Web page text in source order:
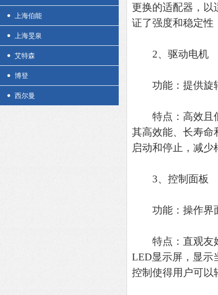
上海伯能
上海旻泉
艾特森
博登
西尔曼
更换的适配器，以
证了强度和稳定性
2、驱动电机
功能：提供旋转
特点：高效且低
其高效能、长寿命
启动和停止，减
3、控制面板
功能：操作界
特点：直观友好
LED显示屏，显示
控制使得用户可以